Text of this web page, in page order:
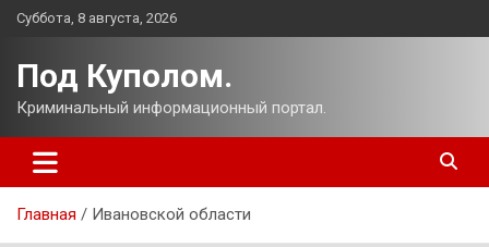
Перейти
Суббота, 8 августа, 2026
Под Куполом.
Криминальный информационный портал.
Главная Ивановской области